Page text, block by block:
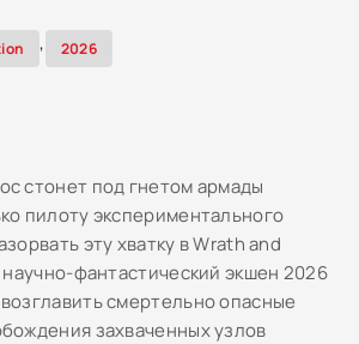
, 2026
стонет под гнетом армады
пилоту экспериментального
эту хватку в Wrath and
фантастический экшен 2026
смертельно опасные
захваченных узлов